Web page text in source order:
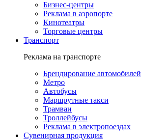
Бизнес-центры
Реклама в аэропорте
Кинотеатры
Торговые центры
Транспорт
Реклама на транспорте
Брендирование автомобилей
Метро
Автобусы
Маршрутные такси
Трамваи
Троллейбусы
Реклама в электропоездах
Сувенирная продукция